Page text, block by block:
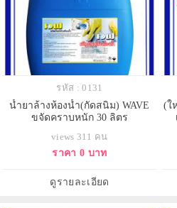
รหัส : 0131
น้ำยาล้างห้องน้ำ(กัดสนิม) WAVE
ขจัดคราบหนัก 30 ลิตร
views 311 คน
ราคา 0 บาท
ดูรายละเอียด
(ใ